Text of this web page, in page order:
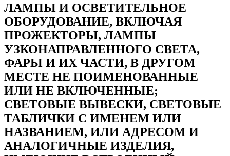
ЛАМПЫ И ОСВЕТИТЕЛЬНОЕ
ОБОРУДОВАНИЕ, ВКЛЮЧАЯ
ПРОЖЕКТОРЫ, ЛАМПЫ
УЗКОНАПРАВЛЕННОГО СВЕТА,
ФАРЫ И ИХ ЧАСТИ, В ДРУГОМ
МЕСТЕ НЕ ПОИМЕНОВАННЫЕ
ИЛИ НЕ ВКЛЮЧЕННЫЕ;
СВЕТОВЫЕ ВЫВЕСКИ, СВЕТОВЫЕ
ТАБЛИЧКИ С ИМЕНЕМ ИЛИ
НАЗВАНИЕМ, ИЛИ АДРЕСОМ И
АНАЛОГИЧНЫЕ ИЗДЕЛИЯ,